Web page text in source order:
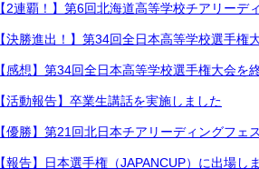
【2連覇！】第6回北海道高等学校チアリーデ
【決勝進出！】第34回全日本高等学校選手権
【感想】第34回全日本高等学校選手権大会を
【活動報告】卒業生講話を実施しました
【優勝】第21回北日本チアリーディングフェ
【報告】日本選手権（JAPANCUP）に出場し